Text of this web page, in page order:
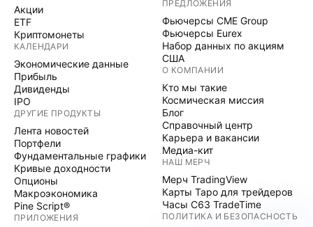
Акции
ETF
Криптомонеты
КАЛЕНДАРИ
Экономические данные
Прибыль
Дивиденды
IPO
ДРУГИЕ ПРОДУКТЫ
Лента новостей
Портфели
Фундаментальные графики
Кривые доходности
Опционы
Макроэкономика
Pine Script®
ПРИЛОЖЕНИЯ
ПРЕДЛОЖЕНИЯ
Фьючерсы CME Group
Фьючерсы Eurex
Набор данных по акциям
США
О КОМПАНИИ
Кто мы такие
Космическая миссия
Блог
Справочный центр
Карьера и вакансии
Медиа-кит
НАШ МЕРЧ
Мерч TradingView
Карты Таро для трейдеров
Часы C63 TradeTime
ПОЛИТИКА И БЕЗОПАСНОСТЬ